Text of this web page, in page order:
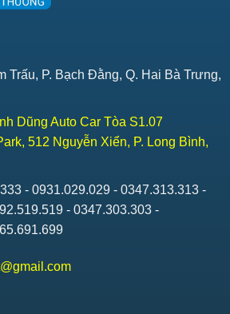
Trấu, P. Bạch Đằng, Q. Hai Bà Trưng,
Dũng Auto Car Tòa S1.07
512 Nguyễn Xiển, P. Long Bình,
- 0931.029.029 - 0347.313.313 -
- 0347.303.303 -